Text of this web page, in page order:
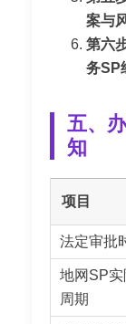
案与
第六
务SP
五、
知
项目
法定审批
地网SP实
周期